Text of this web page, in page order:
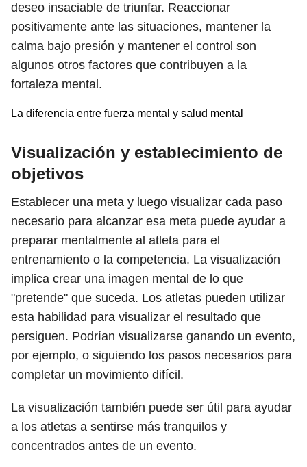
deseo insaciable de triunfar. Reaccionar
positivamente ante las situaciones, mantener la
calma bajo presión y mantener el control son
algunos otros factores que contribuyen a la
fortaleza mental.
La diferencia entre fuerza mental y salud mental
Visualización y establecimiento de
objetivos
Establecer una meta y luego visualizar cada paso
necesario para alcanzar esa meta puede ayudar a
preparar mentalmente al atleta para el
entrenamiento o la competencia. La visualización
implica crear una imagen mental de lo que
"pretende" que suceda. Los atletas pueden utilizar
esta habilidad para visualizar el resultado que
persiguen. Podrían visualizarse ganando un evento,
por ejemplo, o siguiendo los pasos necesarios para
completar un movimiento difícil.
La visualización también puede ser útil para ayudar
a los atletas a sentirse más tranquilos y
concentrados antes de un evento.